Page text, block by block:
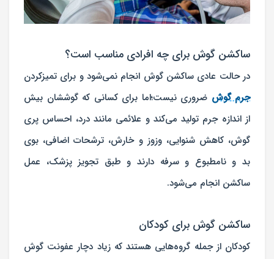
ساکشن گوش برای چه افرادی مناسب است؟
در حالت عادی ساکشن گوش انجام نمی‌شود و برای تمیزکردن
جرم گوش ضروری نیست؛اما برای کسانی که گوششان بیش
از اندازه جرم تولید می‌کند و علائمی مانند درد، احساس پری
گوش، کاهش شنوایی، وزوز و خارش، ترشحات اضافی، بوی
بد و نامطبوع و سرفه دارند و طبق تجویز پزشک، عمل
ساکشن انجام می‌شود.
ساکشن گوش برای کودکان
کودکان از جمله گروه‌هایی هستند که زیاد دچار عفونت گوش